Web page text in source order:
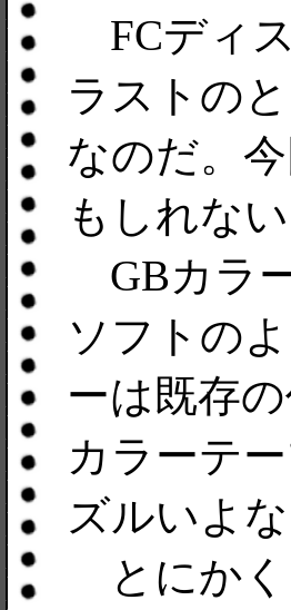
FCディ
ラストの
なのだ。
もしれな
GBカラ
ソフトの
ーは既存
カラーテ
ズルいよな
とにかく